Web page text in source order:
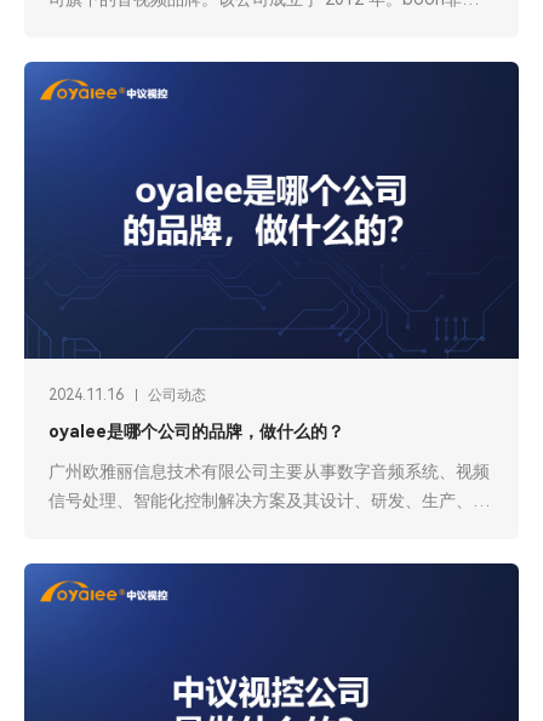
2024.11.16 公司动态
oyalee是哪个公司的品牌，做什么的？
广州欧雅丽信息技术有限公司主要从事数字音频系统、视频
信号处理、智能化控制解决方案及其设计、研发、生产、销
录播系统、分布式综合管理信息平台、图像显示和处理系
馆、国防、医疗、消防、交通、监狱、金融、地产、能源制
造、宾馆酒店、超市商场、公园广场、平安城市等行业的多